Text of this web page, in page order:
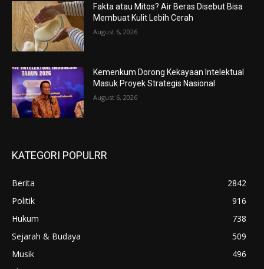
Fakta atau Mitos? Air Beras Disebut Bisa
Membuat Kulit Lebih Cerah
August 6, 2026
Kemenkum Dorong Kekayaan Intelektual
Masuk Proyek Strategis Nasional
August 6, 2026
KATEGORI POPULRR
Berita
2842
Politik
916
Hukum
738
Sejarah & Budaya
509
Musik
496